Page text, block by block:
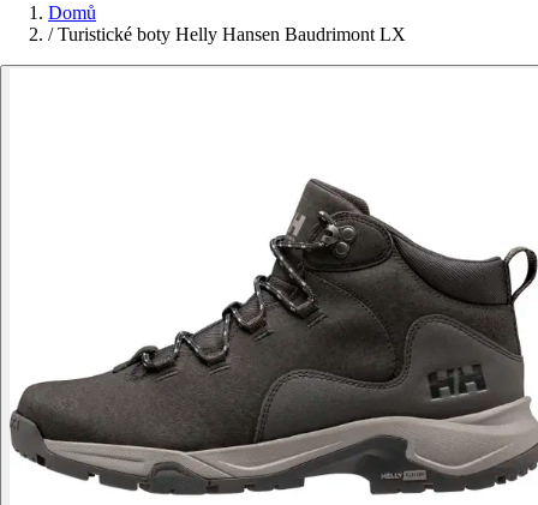
Domů
/ Turistické boty Helly Hansen Baudrimont LX